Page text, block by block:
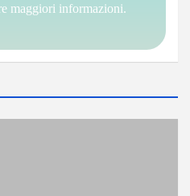
maggiori informazioni.